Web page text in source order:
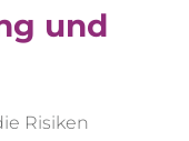
und
Risiken